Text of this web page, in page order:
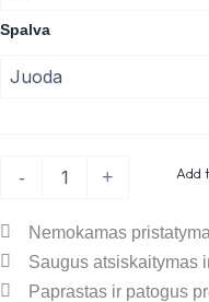
Spalva
- + Add
Nemokamas
Saugus atsiskaitymas
Paprastas ir patogus